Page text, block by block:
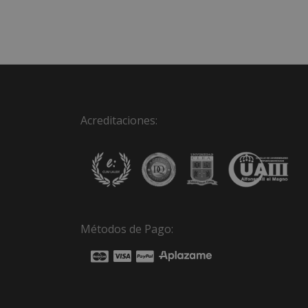
Acreditaciones:
Métodos de Pago: